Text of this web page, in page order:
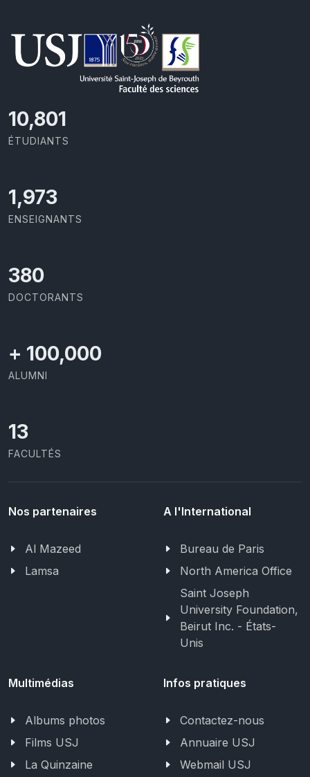
11,418
ÉTUDIANTS
2,086
ENSEIGNANTS
403
DOCTORANTS
+ 100,000
ALUMNI
13
FACULTÉS
Nos partenaires
Al Mazeed
Lamsa
A l'International
Bureau de Paris
North America Office
Saint Joseph
University Foundation,
Beirut Inc. - États-
Unis
Multimédias
Albums photos
Films USJ
La Quinzaine
Infos pratiques
Contactez-nous
Annuaire USJ
Webmail USJ